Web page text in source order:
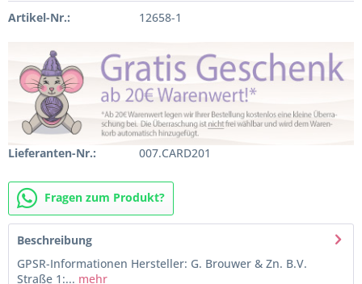
Artikel-Nr.: 12658-1
Lieferanten-Nr.: 007.CARD201
Fragen zum Produkt?
Beschreibung
GPSR-Informationen Hersteller: G. Brouwer & Zn. B.V.
Straße 1:... mehr